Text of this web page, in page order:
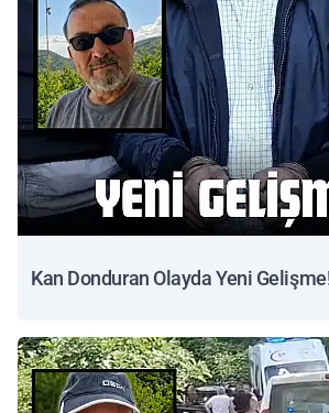
Kan Donduran Olayda Yeni